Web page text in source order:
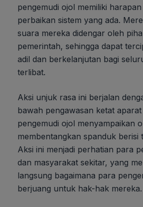
pengemudi ojol memiliki
perbaikan sistem yang ada.
suara mereka didengar oleh
pemerintah, sehingga dapat
adil dan berkelanjutan bagi
terlibat.
Aksi unjuk rasa ini berjalan
bawah pengawasan ketat
pengemudi ojol menyampaikan
membentangkan spanduk berisi
Aksi ini menjadi perhatian para
dan masyarakat sekitar, yang
langsung bagaimana para
berjuang untuk hak-hak mereka.